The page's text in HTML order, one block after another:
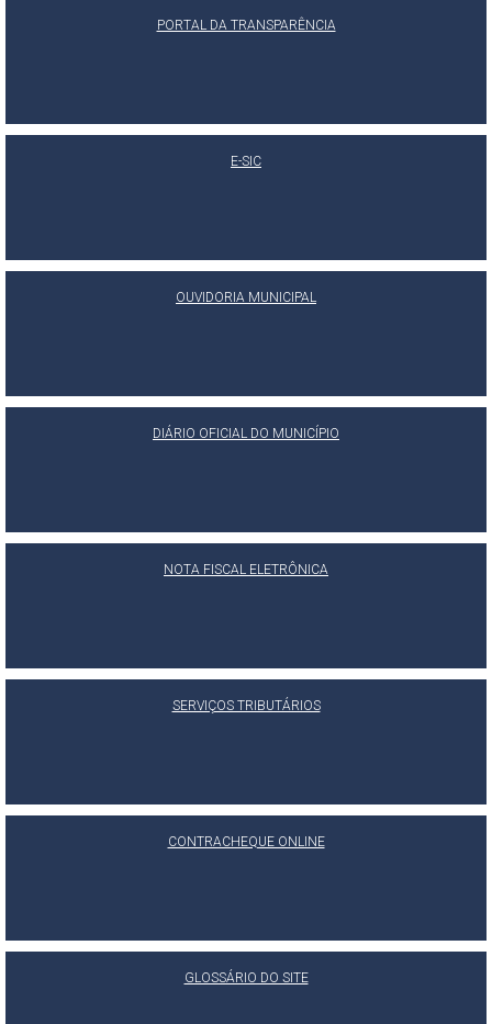
PORTAL DA TRANSPARÊNCIA
E-SIC
OUVIDORIA MUNICIPAL
DIÁRIO OFICIAL DO MUNICÍPIO
NOTA FISCAL ELETRÔNICA
SERVIÇOS TRIBUTÁRIOS
CONTRACHEQUE ONLINE
GLOSSÁRIO DO SITE